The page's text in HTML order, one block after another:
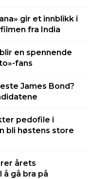
gir et innblikk i
fra India
en spennende
fans
James Bond?
pedofile i
bli høstens store
årets
gå bra på